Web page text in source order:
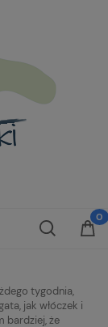
tygodnia,
jak włóczek i
bardziej, że